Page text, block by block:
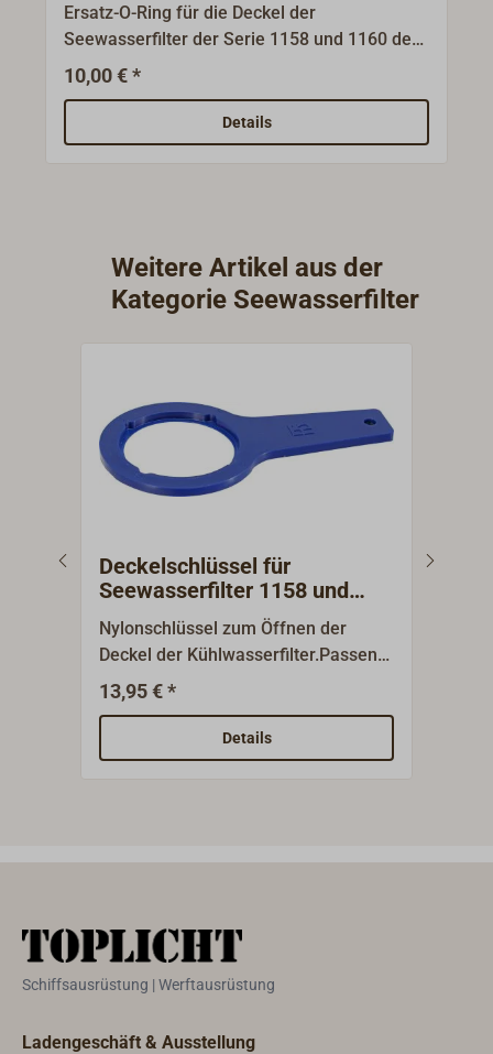
Ersatz-O-Ring für die Deckel der
Seewasserfilter der Serie 1158 und 1160 des
Herstellers Guidi mit 55,25 mm Durchmesser.
10,00 € *
Details
Weitere Artikel aus der
Kategorie Seewasserfilter
Deckelschlüssel für
Seewasserfilter 1158 und
Nylonschlüssel zum Öffnen der
Deckel der Kühlwasserfilter.Passend
für Typ 1158 und 1160.
13,95 € *
Details
Schiffsausrüstung | Werftausrüstung
Ladengeschäft & Ausstellung